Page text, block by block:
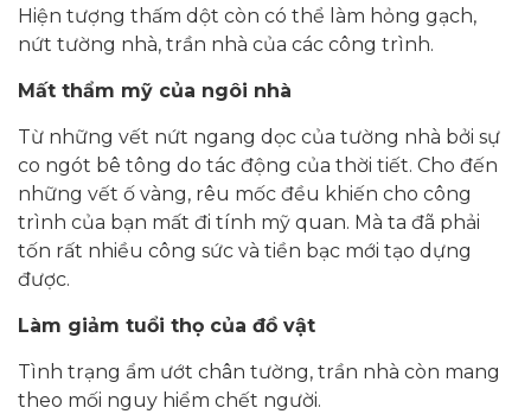
Hiện tượng thấm dột còn có thể làm hỏng gạch,
nứt tường nhà, trần nhà của các công trình.
Mất thẩm mỹ của ngôi nhà
Từ những vết nứt ngang dọc của tường nhà bởi sự
co ngót bê tông do tác động của thời tiết. Cho đến
những vết ố vàng, rêu mốc đều khiến cho công
trình của bạn mất đi tính mỹ quan. Mà ta đã phải
tốn rất nhiều công sức và tiền bạc mới tạo dựng
được.
Làm giảm tuổi thọ của đồ vật
Tình trạng ẩm ướt chân tường, trần nhà còn mang
theo mối nguy hiểm chết người.